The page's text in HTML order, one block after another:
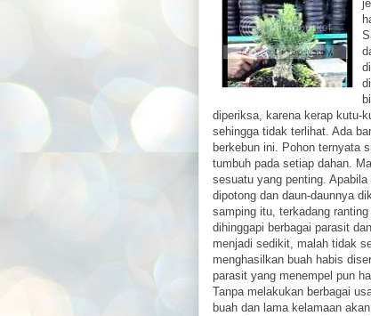
diperiksa, karena kerap kutu-
sehingga tidak terlihat. Ada
berkebun ini. Pohon ternyata
tumbuh pada setiap dahan.
sesuatu yang penting.
dipotong dan daun-daunnya
samping itu, terkadang
dihinggapi berbagai parasit
menjadi sedikit, malah tidak
menghasilkan buah habis
parasit yang menempel pun
Tanpa melakukan berbagai
buah dan lama kelamaan